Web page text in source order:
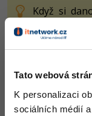
Tato webová
K personalizaci
sociálních médií
Když si
do
časem